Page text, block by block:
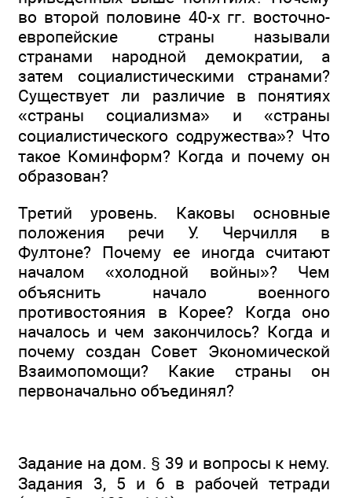
во второй половине 40-х гг. восточно-
европейские страны называли
странами народной демократии, а
затем социалистическими странами?
Существует ли различие в понятиях
«страны социализма» и «страны
социалистического содружества»? Что
такое Коминформ? Когда и почему он
образован?
Третий уровень. Каковы основные
положения речи У. Черчилля в
Фултоне? Почему ее иногда считают
началом «холодной войны»? Чем
объяснить начало военного
противостояния в Корее? Когда оно
началось и чем закончилось? Когда и
почему создан Совет Экономической
Взаимопомощи? Какие страны он
первоначально объединял?
Задание на дом. § 39 и вопросы к нему.
Задания 3, 5 и 6 в рабочей тетради